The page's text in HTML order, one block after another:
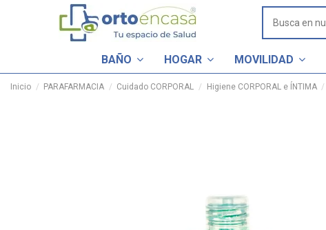
BAÑO HOGAR MOVILIDAD
Inicio PARAFARMACIA Cuidado CORPORAL Higiene CORPORAL e ÍNTIMA